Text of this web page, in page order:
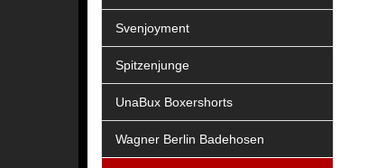
Svenjoyment
Spitzenjunge
UnaBux Boxershorts
Wagner Berlin Badehosen